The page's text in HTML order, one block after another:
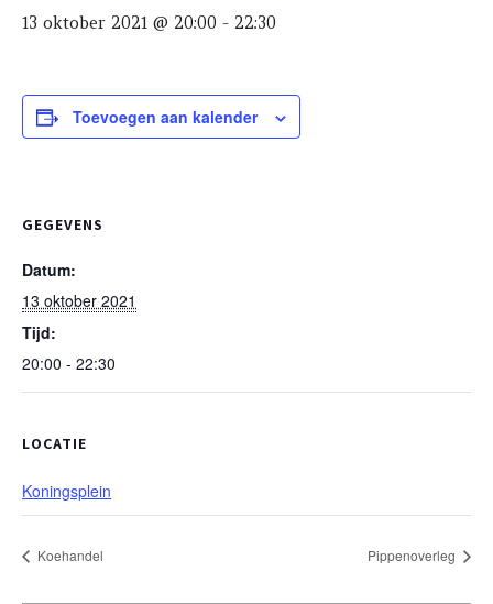
13 oktober 2021 @ 20:00 - 22:30
Toevoegen aan kalender
GEGEVENS
Datum:
13 oktober 2021
Tijd:
20:00 - 22:30
LOCATIE
Koningsplein
Koehandel Pippenoverleg